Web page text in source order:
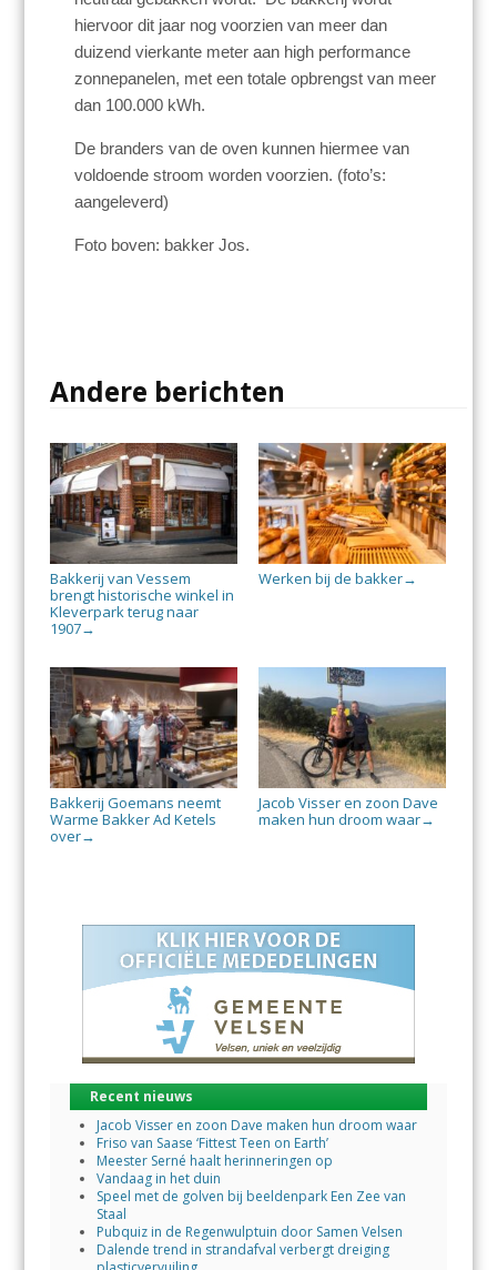
hiervoor dit jaar nog voorzien van meer dan
duizend vierkante meter aan high performance
zonnepanelen, met een totale opbrengst van meer
dan 100.000 kWh.
De branders van de oven kunnen hiermee van
voldoende stroom worden voorzien. (foto’s:
aangeleverd)
Foto boven: bakker Jos.
Andere berichten
Bakkerij van Vessem
brengt historische winkel in
Kleverpark terug naar
1907→
Werken bij de bakker→
Bakkerij Goemans neemt
Warme Bakker Ad Ketels
over→
Jacob Visser en zoon Dave
maken hun droom waar→
Recent nieuws
Jacob Visser en zoon Dave maken hun droom waar
Friso van Saase ‘Fittest Teen on Earth’
Meester Serné haalt herinneringen op
Vandaag in het duin
Speel met de golven bij beeldenpark Een Zee van
Staal
Pubquiz in de Regenwulptuin door Samen Velsen
Dalende trend in strandafval verbergt dreiging